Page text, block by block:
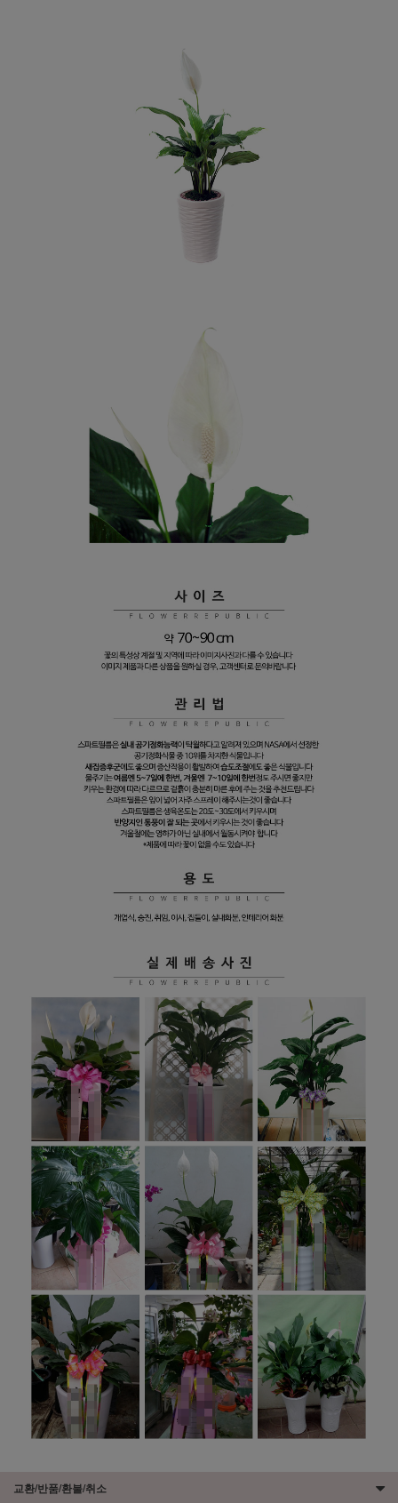
교환/반품/환불/취소